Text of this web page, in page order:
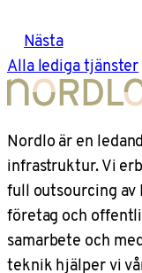
Nästa
Alla lediga tjänster
Nordlo är en
infrastruktur. Vi
full outsourcing
företag och
samarbete och
teknik hjälper vi